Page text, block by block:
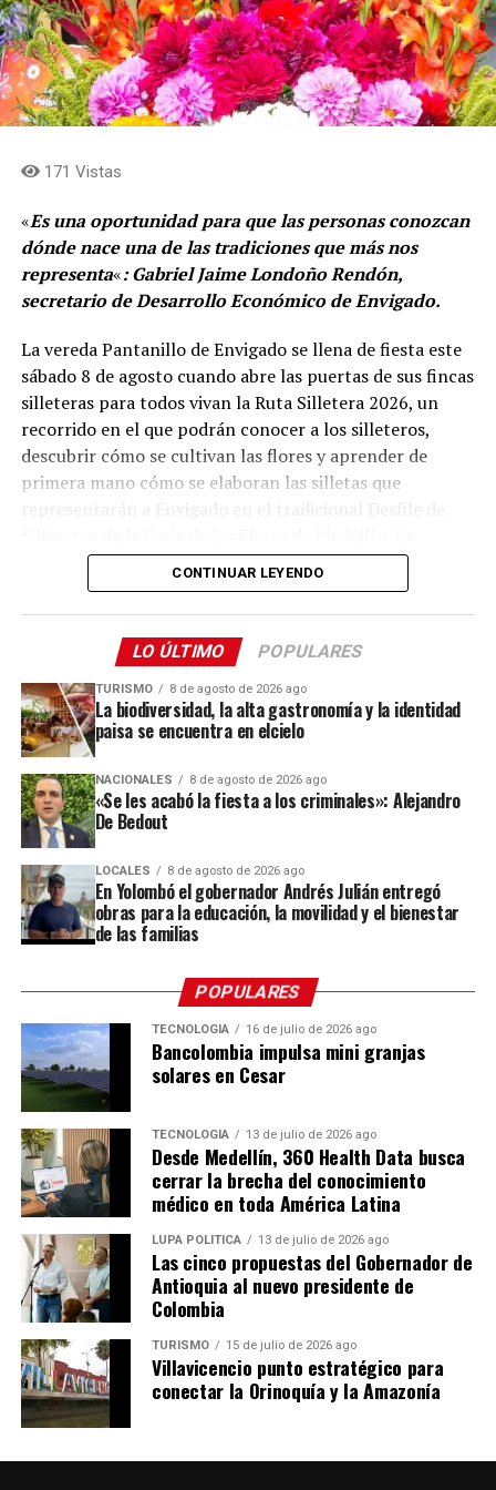
junto con el certificado que los acredita como parte de
la Red Mundial de Turismo Religioso. Además de
Medellín y Jericó, recibieron esta certificación Santa Fe
de Antioquia, San Pedro de los Milagros, Santa Rosa de
Osos, Angostura, El Peñol, El Santuario, Marinilla,
oferta, el Catálogo de Rutas Religiosas de Medellín ya
está disponible en la guía oficial de la ciudad, a través
del portal medellin.travel, donde se pueden consultar
los recorridos y experiencias vinculados al patrimonio
Comparte el artículo:
171 Vistas
«Es una oportunidad para que las personas conozcan
dónde nace una de las tradiciones que más nos
representa«: Gabriel Jaime Londoño Rendón,
secretario de Desarrollo Económico de Envigado.
La vereda Pantanillo de Envigado se llena de fiesta este
sábado 8 de agosto cuando abre las puertas de sus fincas
silleteras para todos vivan la Ruta Silletera 2026, un
recorrido en el que podrán conocer a los silleteros,
descubrir cómo se cultivan las flores y aprender de
primera mano cómo se elaboran las silletas que
jornada también ofrecerá gastronomía, música y otras
expresiones de la cultura campesina.
Desde el mediodía y hasta la medianoche, cinco fincas
silleteras de la vereda Pantanillo estarán abiertas al
público. Allí, los visitantes podrán recorrer los espacios
donde las familias campesinas cultivan sus flores,
conocer el trabajo que realizan durante todo el año y
compartir con los silleteros que se preparan para llevar
sus creaciones a uno de los eventos culturales más
importantes de Antioquia.
“Esta es una oportunidad para que las personas
conozcan dónde nace una de las tradiciones que más
nos representa, compartan con nuestros silleteros y
descubran todo el trabajo que hay detrás de una
destacó Gabriel Jaime Londoño Rendón,
secretario de Desarrollo Económico de Envigado.
Las fincas
Las fincas que abren sus puertas son: El Reposo, La
Dalia, El Chagualo, La Colina y La Cumbre, donde
encontrarán a los silleteros Jhon Jaime Ramírez, Viviana
Hincapié, Jorge Iván Salazar, Mariana Salazar, Arístides
Ríos, Fredy Ríos, Luis Carlos Ríos, William Ríos, Omar
Zapata, José Miguel Zapata, Hernán Soto, Edgar Soto y
Yurani Mejía, quienes serán los guías durante el
recorrido.
Durante el recorrido, los visitantes podrán conocer de
cerca el proceso de elaboración de las silletas y las
historias de las familias que mantienen vivo este oficio.
Más de 30 silleteros de Envigado hacen parte de esta
CONTINUAR LEYENDO
LO ÚLTIMO POPULARES
TURISMO 8 de agosto de 2026 ago
La biodiversidad, la alta gastronomía y la identidad
paisa se encuentra en elcielo
NACIONALES 8 de agosto de 2026 ago
«Se les acabó la fiesta a los criminales»: Alejandro
De Bedout
LOCALES 8 de agosto de 2026 ago
En Yolombó el gobernador Andrés Julián entregó
obras para la educación, la movilidad y el bienestar
de las familias
POPULARES
TECNOLOGÍA 16 de julio de 2026 ago
Bancolombia impulsa mini granjas
solares en Cesar
TECNOLOGÍA 13 de julio de 2026 ago
Desde Medellín, 360 Health Data busca
cerrar la brecha del conocimiento
médico en toda América Latina
LUPA POLÍTICA 13 de julio de 2026 ago
Las cinco propuestas del Gobernador de
Antioquia al nuevo presidente de
Colombia
TURISMO 15 de julio de 2026 ago
Villavicencio punto estratégico para
conectar la Orinoquía y la Amazonía